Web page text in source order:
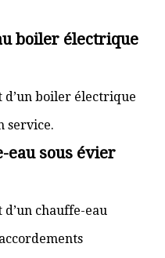
boiler électrique
boiler électrique
service.
eau sous évier
chauffe-eau